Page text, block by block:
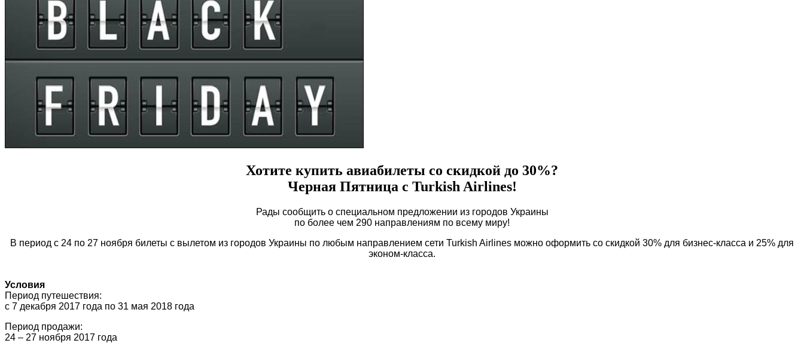
Хотите купить авиабилеты со скидкой до 30%?
Черная Пятница с Turkish Airlines!
Рады сообщить о специальном предложении из городов Украины
по более чем 290 направлениям по всему миру!
В период с 24 по 27 ноября билеты с вылетом из городов Украины по любым направлением сети Turkish Airlines можно оформить со скидкой 30% для бизнес-класса и 25% для
эконом-класса.
Условия
Период путешествия:
с 7 декабря 2017 года по 31 мая 2018 года
Период продажи:
24 – 27 ноября 2017 года